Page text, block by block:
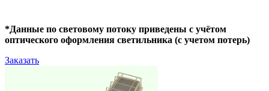
*Данные по световому потоку приведены с учётом
оптического оформления светильника (с учетом потерь)
Заказать